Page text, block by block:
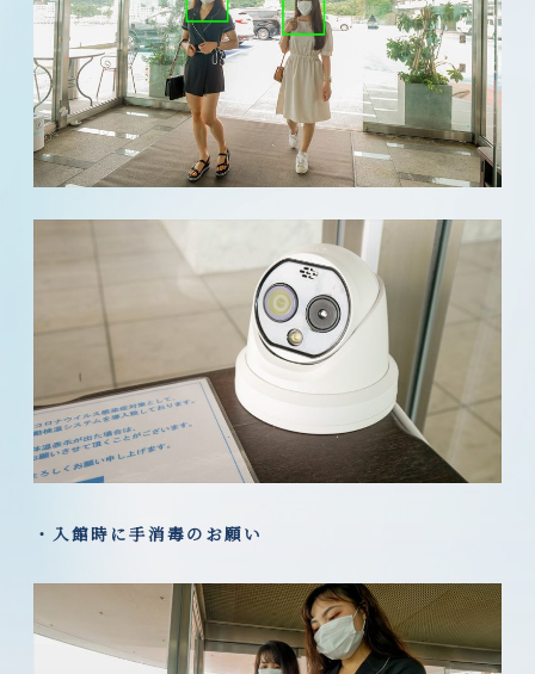
・入館時に手消毒のお願い